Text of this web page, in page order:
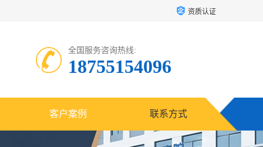
资质认证
全国服务咨询热线:
18755154096
客户案例 联系方式